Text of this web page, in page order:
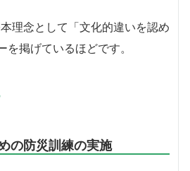
理念として「文化的違いを認め
掲げているほどです。
の防災訓練の実施